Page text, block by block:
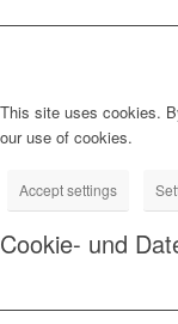
This site uses cookies.
our use of cookies.
Accept settings
Cookie- und